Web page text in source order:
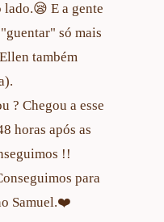
lado.😪 E a gente
só mais
também
? Chegou a esse
horas após as
!!
para
Samuel.❤️